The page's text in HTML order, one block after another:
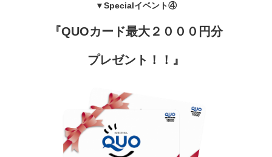
▼Specialイベント④
『QUOカード最大２０００円分
プレゼント！！』